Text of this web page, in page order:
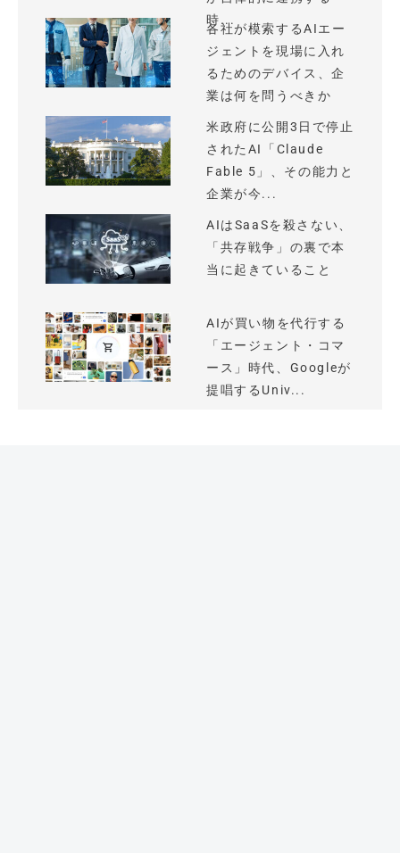
時...
各社が模索するAIエー
ジェントを現場に入れ
るためのデバイス、企
業は何を問うべきか
米政府に公開3日で停止
されたAI「Claude
Fable 5」、その能力と
企業が今...
AIはSaaSを殺さない、
「共存戦争」の裏で本
当に起きていること
AIが買い物を代行する
「エージェント・コマ
ース」時代、Googleが
提唱するUniv...